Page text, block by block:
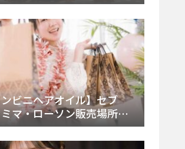
販売場所を徹底まとめ
ビニヘアオイル】セブ
マ・ローソン販売場所
買えるおすすめ市販品を